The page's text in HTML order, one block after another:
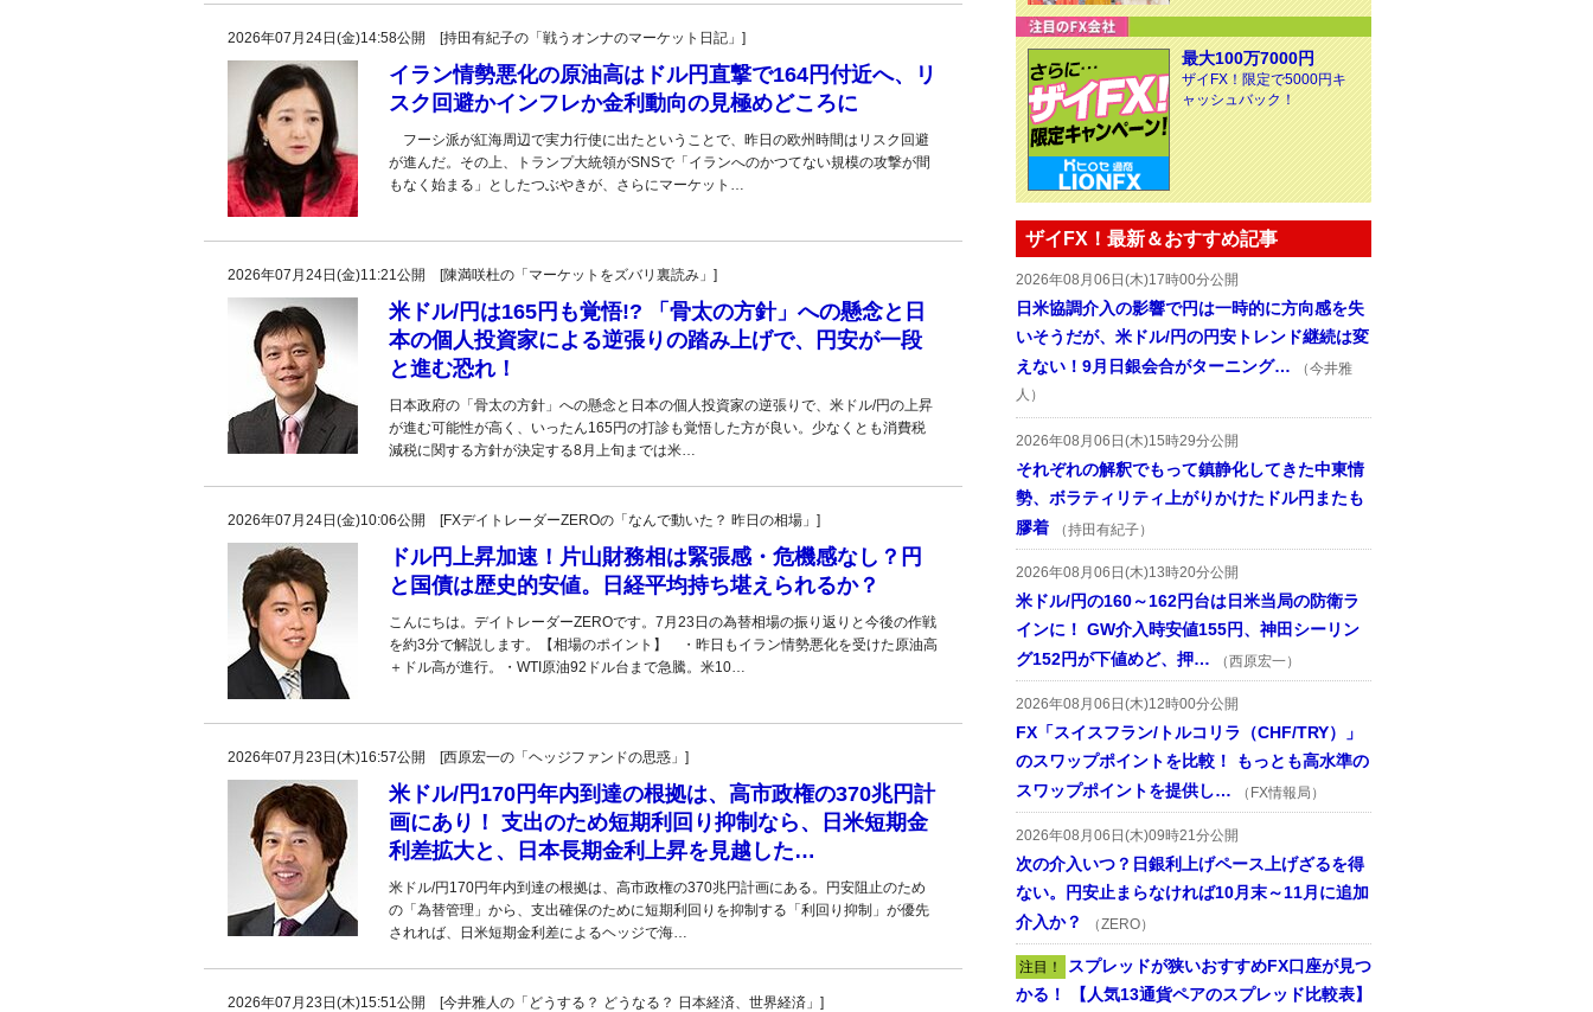
2026年07月24日(金)14:58公開 [持田有紀子の「戦うオンナのマーケット日記」]
イラン情勢悪化の原油高はドル円直撃で164円付近へ、リ
スク回避かインフレか金利動向の見極めどころに
フーシ派が紅海周辺で実力行使に出たということで、昨日の欧州時間はリスク回避
が進んだ。その上、トランプ大統領がSNSで「イランへのかつてない規模の攻撃が間
もなく始まる」としたつぶやきが、さらにマーケット…
2026年07月24日(金)11:21公開 [陳満咲杜の「マーケットをズバリ裏読み」]
米ドル/円は165円も覚悟!? 「骨太の方針」への懸念と日
本の個人投資家による逆張りの踏み上げで、円安が一段
と進む恐れ！
日本政府の「骨太の方針」への懸念と日本の個人投資家の逆張りで、米ドル/円の上昇
が進む可能性が高く、いったん165円の打診も覚悟した方が良い。少なくとも消費税
減税に関する方針が決定する8月上旬までは米…
2026年07月24日(金)10:06公開 [FXデイトレーダーZEROの「なんで動いた？ 昨日の相場」]
ドル円上昇加速！片山財務相は緊張感・危機感なし？円
と国債は歴史的安値。日経平均持ち堪えられるか？
こんにちは。デイトレーダーZEROです。7月23日の為替相場の振り返りと今後の作戦
を約3分で解説します。【相場のポイント】 ・昨日もイラン情勢悪化を受けた原油高
＋ドル高が進行。・WTI原油92ドル台まで急騰。米10…
2026年07月23日(木)16:57公開 [西原宏一の「ヘッジファンドの思惑」]
米ドル/円170円年内到達の根拠は、高市政権の370兆円計
画にあり！ 支出のため短期利回り抑制なら、日米短期金
利差拡大と、日本長期金利上昇を見越した…
米ドル/円170円年内到達の根拠は、高市政権の370兆円計画にある。円安阻止のため
の「為替管理」から、支出確保のために短期利回りを抑制する「利回り抑制」が優先
されれば、日米短期金利差によるヘッジで海…
2026年07月23日(木)15:51公開 [今井雅人の「どうする？ どうなる？ 日本経済、世界経済」]
最大100万7000円
ザイFX！限定で5000円キ
ャッシュバック！
ザイFX！最新＆おすすめ記事
2026年08月06日(木)17時00分公開
日米協調介入の影響で円は一時的に方向感を失
いそうだが、米ドル/円の円安トレンド継続は変
えない！9月日銀会合がターニング…
（今井雅
人）
2026年08月06日(木)15時29分公開
それぞれの解釈でもって鎮静化してきた中東情
勢、ボラティリティ上がりかけたドル円またも
膠着
（持田有紀子）
2026年08月06日(木)13時20分公開
米ドル/円の160～162円台は日米当局の防衛ラ
インに！ GW介入時安値155円、神田シーリン
グ152円が下値めど、押…
（西原宏一）
2026年08月06日(木)12時00分公開
FX「スイスフラン/トルコリラ（CHF/TRY）」
のスワップポイントを比較！ もっとも高水準の
スワップポイントを提供し…
（FX情報局）
2026年08月06日(木)09時21分公開
次の介入いつ？日銀利上げペース上げざるを得
ない。円安止まらなければ10月末～11月に追加
介入か？
（ZERO）
注目！ スプレッドが狭いおすすめFX口座が見つ
かる！ 【人気13通貨ペアのスプレッド比較表】